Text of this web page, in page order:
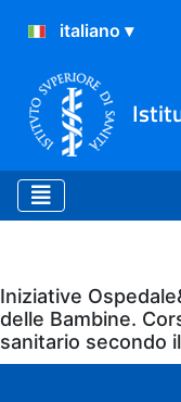
Eventi
Iniziative
delle Bambine.
sanitario secondo